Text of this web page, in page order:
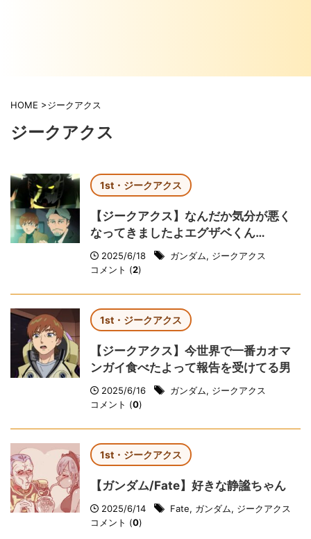
HOME >ジークアクス
ジークアクス
1st・ジークアクス
【ジークアクス】なんだか気分が悪く
なってきましたよエグザベくん…
2025/6/18 ガンダム, ジークアクス
コメント (2)
1st・ジークアクス
【ジークアクス】今世界で一番カオマ
ンガイ食べたよって報告を受けてる男
2025/6/16 ガンダム, ジークアクス
コメント (0)
1st・ジークアクス
【ガンダム/Fate】好きな静謐ちゃん
2025/6/14 Fate, ガンダム, ジークアクス
コメント (0)